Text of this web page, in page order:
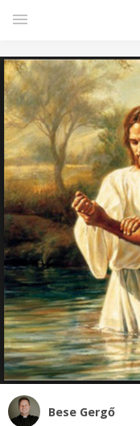
Bese Gergő